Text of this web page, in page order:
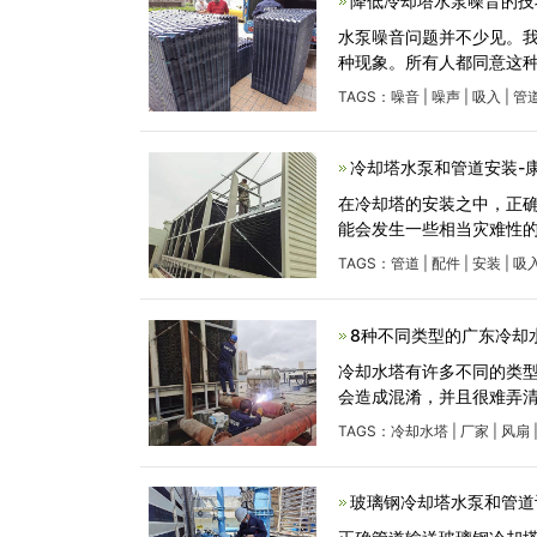
水泵噪音问题并不少见。
种现象。所有人都同意这
TAGS： 噪音 噪声 吸入 管
冷却塔水泵和管道安装-
在冷却塔的安装之中，正
能会发生一些相当灾难性
TAGS： 管道 配件 安装 吸
8种不同类型的广东冷却
冷却水塔有许多不同的类
会造成混淆，并且很难弄
TAGS： 冷却水塔 厂家 风扇
玻璃钢冷却塔水泵和管